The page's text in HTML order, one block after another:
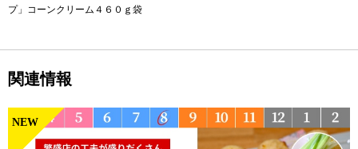
プ」コーンクリーム４６０ｇ袋
関連情報
NEW